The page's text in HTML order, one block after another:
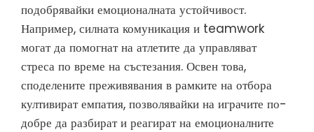
подобрявайки емоционалната устойчивост.
Например, силната комуникация и teamwork
могат да помогнат на атлетите да управляват
стреса по време на състезания. Освен това,
споделените преживявания в рамките на отбора
култивират емпатия, позволявайки на играчите по-
добре да разбират и реагират на емоционалните